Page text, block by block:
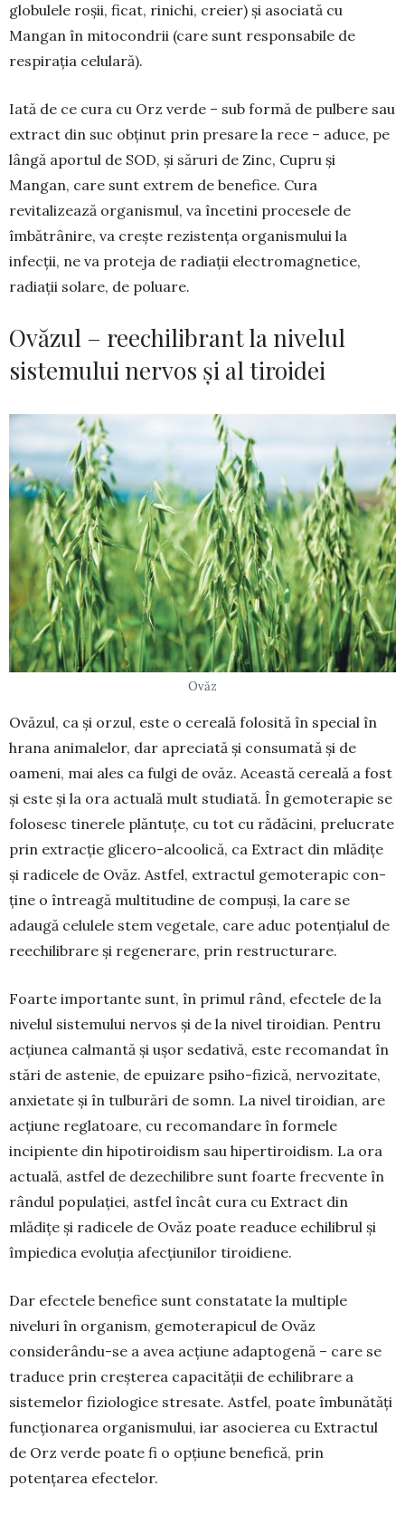
globulele roșii, ficat, rinichi, creier) și asociată cu
Mangan în mitocon­drii (care sunt responsabile de
respirația celulară).
Iată de ce cura cu Orz verde – sub formă de pulbere sau
extract din suc obținut prin presare la rece – aduce, pe
lângă aportul de SOD, și săruri de Zinc, Cupru și
Mangan, care sunt ex­trem de bene­fice. Cura
revitalizează organismul, va încetini procesele de
îmbătrânire, va creşte re­zistenţa or­ganismului la
infecţii, ne va proteja de radiaţii elec­tromagnetice,
radiaţii solare, de poluare.
Ovăzul – reechilibrant la nivelul
sistemului nervos și al tiroidei
Ovăz
Ovăzul, ca și orzul, este o cereală folosită în special în
hrana animalelor, dar apreciată și con­su­mată și de
oameni, mai ales ca fulgi de ovăz. Această cereală a fost
și este și la ora actuală mult studiată. În gemoterapie se
folosesc tinerele plăn­tuțe, cu tot cu rădăcini, prelucrate
prin extracție glicero-alcoolică, ca Extract din mlădițe
și radi­cele de Ovăz. Astfel, extractul gemoterapic con­
ține o întreagă multitudine de compuși, la care se
adaugă celulele stem vegetale, care aduc poten­ția­lul de
reechi­librare și regenerare, prin restructurare.
Foarte importante sunt, în primul rând, efec­tele de la
nivelul sistemului nervos și de la nivel tiroidian. Pen­tru
acțiunea calmantă și ușor seda­tivă, este reco­man­dat în
stări de astenie, de epui­zare psiho-fizică, nervozitate,
anxietate și în tulburări de somn. La nivel tiroidian, are
acțiune regla­toare, cu recomandare în formele
incipiente din hipotiroidism sau hipertiroidism. La ora
ac­tuală, astfel de dezechilibre sunt foarte frecvente în
rândul populației, astfel încât cura cu Extract din
mlădițe și radicele de Ovăz poate readuce echi­librul și
împiedica evoluția afecțiunilor tiroi­diene.
Dar efectele benefice sunt constatate la mul­tiple
niveluri în organism, gemoterapicul de Ovăz
considerându-se a avea acțiune adaptogenă – care se
traduce prin creșterea capacității de echilibrare a
sistemelor fiziologice stresate. Astfel, poate îmbunătăți
funcționarea organismului, iar asocie­rea cu Extractul
de Orz verde poate fi o opțiune benefică, prin
potențarea efectelor.